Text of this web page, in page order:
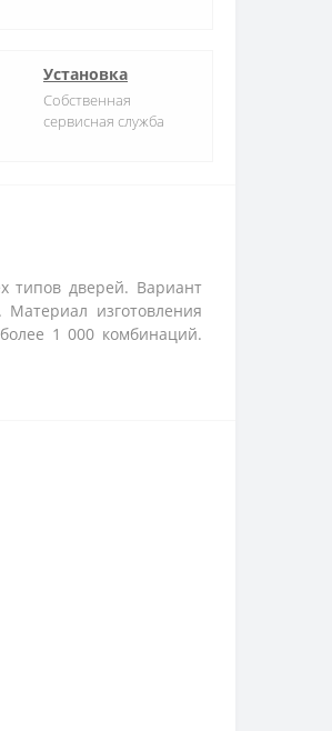
Установка
Собственная
сервисная служба
типов дверей. Вариант
изготовления
1 000 комбинаций.